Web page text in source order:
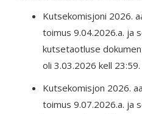
Kutsekomisjoni 2026.
toimus 9.04.2026.a. ja
kutsetaotluse
oli 3.03.2026 kell 23:59.
Kutsekomisjon 2026.
toimus 9.07.2026.a. ja